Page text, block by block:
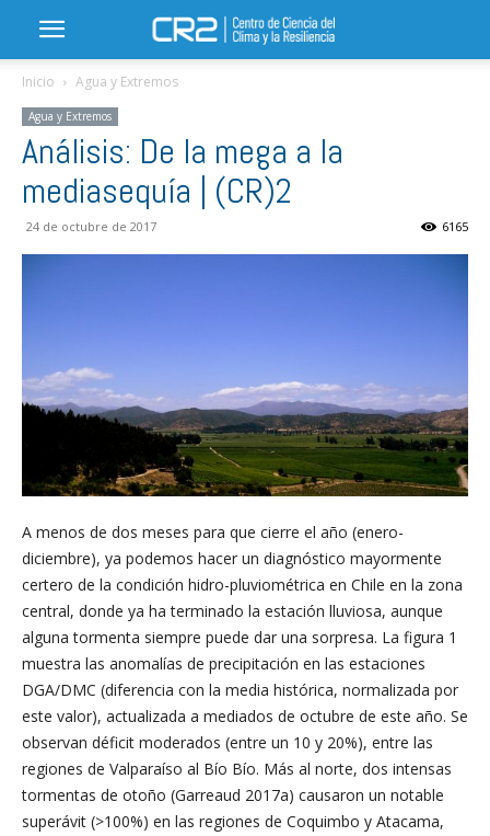
Inicio Agua y Extremos
Agua y Extremos
Análisis: De la mega a la
mediasequía | (CR)2
24 de octubre de 2017 6165
A menos de dos meses para que cierre el año (enero-
diciembre), ya podemos hacer un diagnóstico mayormente
certero de la condición hidro-pluviométrica en Chile en la zona
central, donde ya ha terminado la estación lluviosa, aunque
alguna tormenta siempre puede dar una sorpresa. La figura 1
muestra las anomalías de precipitación en las estaciones
DGA/DMC (diferencia con la media histórica, normalizada por
este valor), actualizada a mediados de octubre de este año. Se
observan déficit moderados (entre un 10 y 20%), entre las
regiones de Valparaíso al Bío Bío. Más al norte, dos intensas
tormentas de otoño (Garreaud 2017a) causaron un notable
superávit (>100%) en las regiones de Coquimbo y Atacama,